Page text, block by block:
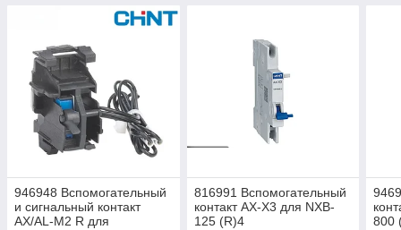
946948 Вспомогательный
и сигнальный контакт
AX/AL-M2 R для
816991 Вспомогательный
контакт AX-X3 для NXB-
125 (R)4
800